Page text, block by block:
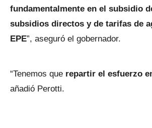
fundamentalmente en el subsidio
subsidios directos y de tarifas de
EPE”, aseguró el gobernador.
“Tenemos que repartir el esfuerzo
añadió Perotti.